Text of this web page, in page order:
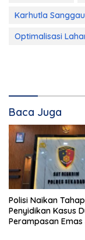
Karhutla Sanggau
Optimalisasi
Baca Juga
Polisi Naikan Tahap
Penyidikan Kasus
Perampasan